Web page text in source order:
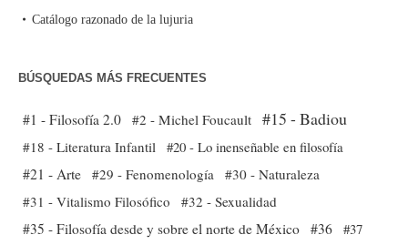
Catálogo razonado de la lujuria
BÚSQUEDAS MÁS FRECUENTES
#1 - Filosofía 2.0 #2 - Michel Foucault #15 - Badiou
#18 - Literatura Infantil #20 - Lo inenseñable en filosofía
#21 - Arte #29 - Fenomenología
#30 - Naturaleza
#31 - Vitalismo Filosófico
#32 - Sexualidad
#35 - Filosofía desde y sobre el norte de México #36 #37